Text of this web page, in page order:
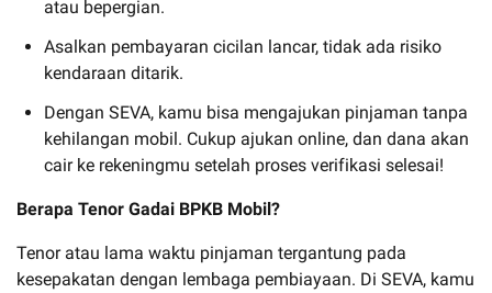
atau bepergian.
Asalkan pembayaran cicilan lancar, tidak ada risiko
kendaraan ditarik.
Dengan SEVA, kamu bisa mengajukan pinjaman tanpa
kehilangan mobil. Cukup ajukan online, dan dana akan
cair ke rekeningmu setelah proses verifikasi selesai!
Berapa Tenor Gadai BPKB Mobil?
Tenor atau lama waktu pinjaman tergantung pada
kesepakatan dengan lembaga pembiayaan. Di SEVA, kamu